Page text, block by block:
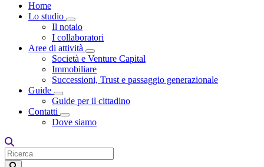
Home
Lo studio
Toggle Dropdown
Il notaio
I collaboratori
Aree di attività
Toggle Dropdown
Società e Venture Capital
Immobiliare
Successioni, Trust e passaggio generazionale
Guide
Toggle Dropdown
Guide per il cittadino
Contatti
Toggle Dropdown
Dove siamo